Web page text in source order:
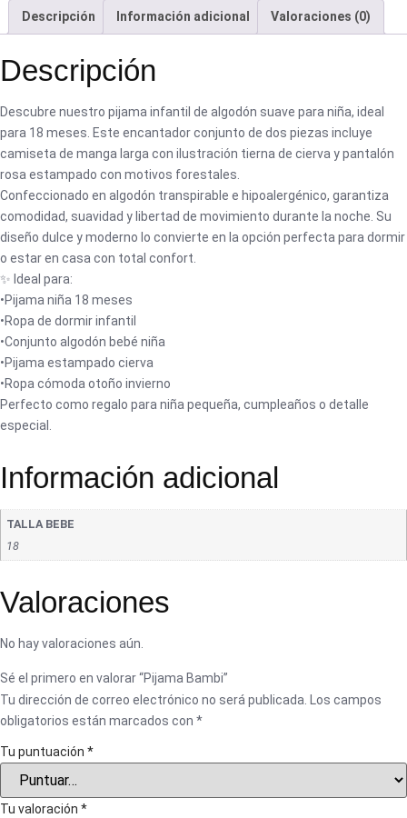
Descripción Información adicional Valoraciones (0)
Descripción
Descubre nuestro pijama infantil de algodón suave para niña, ideal
para 18 meses. Este encantador conjunto de dos piezas incluye
camiseta de manga larga con ilustración tierna de cierva y pantalón
rosa estampado con motivos forestales.
Confeccionado en algodón transpirable e hipoalergénico, garantiza
comodidad, suavidad y libertad de movimiento durante la noche. Su
diseño dulce y moderno lo convierte en la opción perfecta para dormir
o estar en casa con total confort.
✨ Ideal para:
•Pijama niña 18 meses
•Ropa de dormir infantil
•Conjunto algodón bebé niña
•Pijama estampado cierva
•Ropa cómoda otoño invierno
Perfecto como regalo para niña pequeña, cumpleaños o detalle
especial.
Información adicional
TALLA BEBE
18
Valoraciones
No hay valoraciones aún.
Sé el primero en valorar “Pijama Bambi”
Tu dirección de correo electrónico no será publicada. Los campos
obligatorios están marcados con *
Tu puntuación *
Tu valoración *